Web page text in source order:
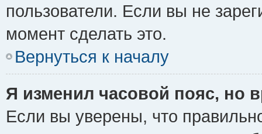
пользователи. Если вы не
момент сделать это.
Вернуться к началу
Я изменил часовой пояс, но
Если вы уверены, что